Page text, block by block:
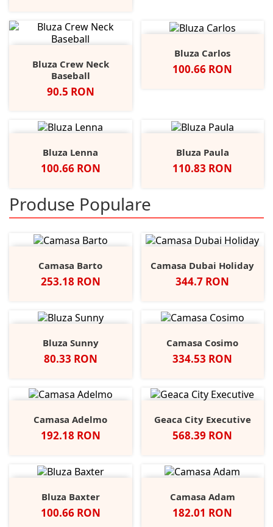
Bluza Crew Neck
Baseball
Pret
90.5 RON
Bluza Carlos
Pret
100.66 RON
Bluza Lenna
Pret
100.66 RON
Bluza Paula
Pret
110.83 RON
Produse Populare
Camasa Barto
Pret
253.18 RON
Camasa Dubai Holiday
Pret
344.7 RON
Bluza Sunny
Pret
80.33 RON
Camasa Cosimo
Pret
334.53 RON
Camasa Adelmo
Pret
192.18 RON
Geaca City Executive
Pret
568.39 RON
Bluza Baxter
Pret
100.66 RON
Camasa Adam
Pret
182.01 RON